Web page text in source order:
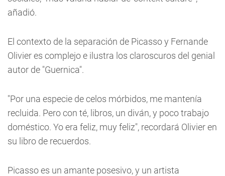
añadió.
El contexto de la separación de Picasso y Fernande
Olivier es complejo e ilustra los claroscuros del genial
autor de "Guernica".
"Por una especie de celos mórbidos, me mantenía
recluida. Pero con té, libros, un diván, y poco trabajo
doméstico. Yo era feliz, muy feliz", recordará Olivier en
su libro de recuerdos.
Picasso es un amante posesivo, y un artista